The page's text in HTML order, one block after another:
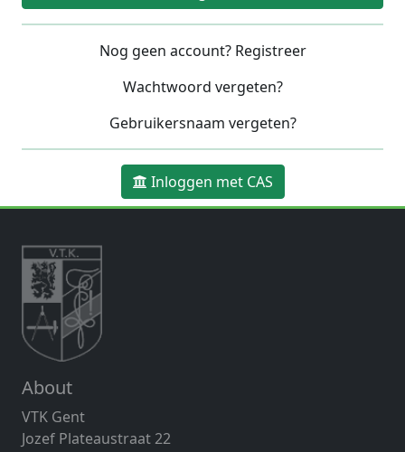
Nog geen account? Registreer
Wachtwoord vergeten?
Gebruikersnaam vergeten?
Inloggen met CAS
About
VTK Gent
Jozef Plateaustraat 22